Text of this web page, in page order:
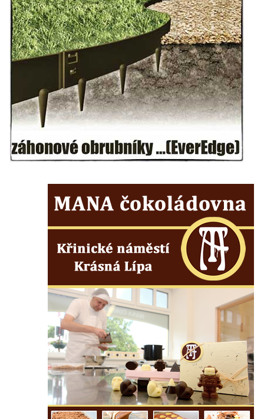
Zvonice Merboltice
Zvonice v Klapém
Zvonice u kostela svatého Václava v
Dlažkovicích
Zvonice v zámeckém parku ve Svojkově
Zvonice u kostela svatých Petra a Pavla v
Sutomi
Zvonice na hřbitově v Třebenicích
Zvonice u kostela svaté Barbory u Zahrádek
Roudnici nad Labem
Zvonice v Rovném pod Řípem
Zvonice Polesí
Zvonice Levín